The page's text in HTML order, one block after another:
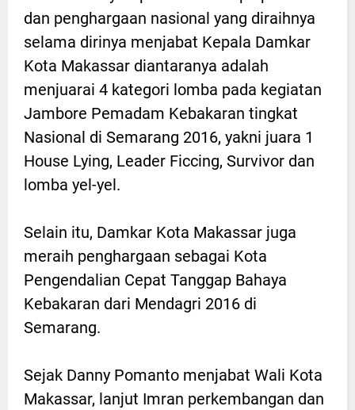
dan penghargaan nasional yang diraihnya
selama dirinya menjabat Kepala Damkar
Kota Makassar diantaranya adalah
menjuarai 4 kategori lomba pada kegiatan
Jambore Pemadam Kebakaran tingkat
Nasional di Semarang 2016, yakni juara 1
House Lying, Leader Ficcing, Survivor dan
lomba yel-yel.
Selain itu, Damkar Kota Makassar juga
meraih penghargaan sebagai Kota
Pengendalian Cepat Tanggap Bahaya
Kebakaran dari Mendagri 2016 di
Semarang.
Sejak Danny Pomanto menjabat Wali Kota
Makassar, lanjut Imran perkembangan dan